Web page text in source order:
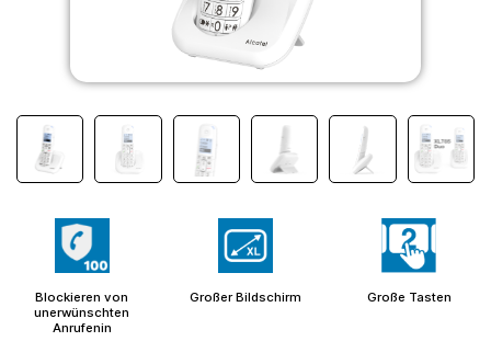
Blockieren von
unerwünschten
Anrufenin
Großer Bildschirm Große Tasten